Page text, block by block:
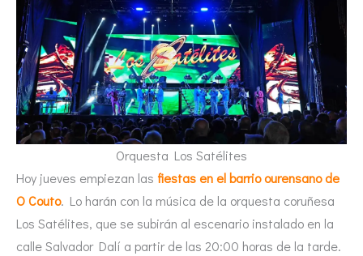
Orquesta Los Satélites
Hoy jueves empiezan las fiestas en el barrio ourensano de
O Couto. Lo harán con la música de la orquesta coruñesa
Los Satélites, que se subirán al escenario instalado en la
calle Salvador Dalí a partir de las 20:00 horas de la tarde.